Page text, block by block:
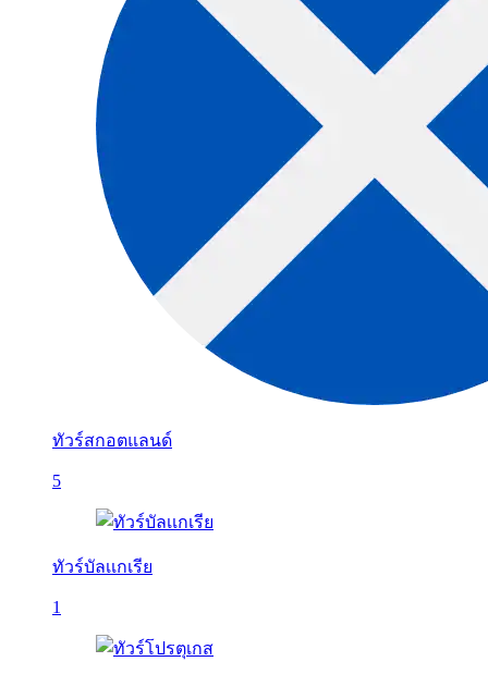
ทัวร์สกอตแลนด์
5
ทัวร์บัลเเกเรีย
1